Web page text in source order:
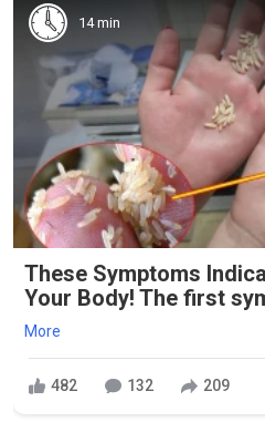
14 min
These Symptoms
Your Body! The first
More
482 132 209